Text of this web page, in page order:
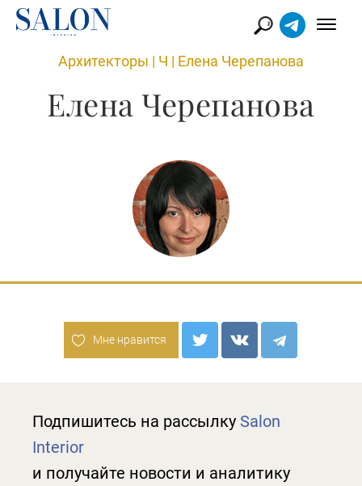
Архитекторы | Ч | Елена Черепанова
Елена Черепанова
Мне нравится
Подпишитесь на рассылку Salon
Interior
и получайте новости и аналитику